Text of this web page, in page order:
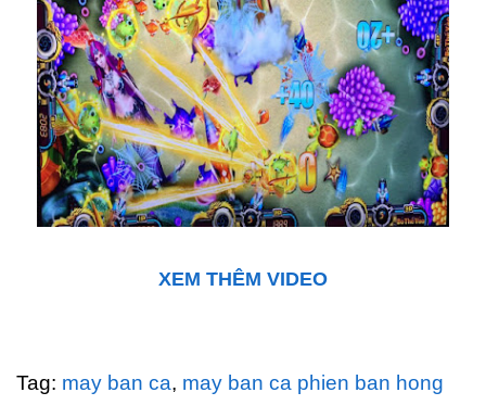
XEM THÊM VIDEO
Tag: may ban ca, may ban ca phien ban hong